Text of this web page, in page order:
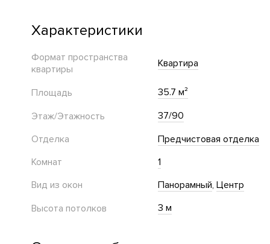
Характеристики
Формат пространства
квартиры
Квартира
Площадь
35.7 м²
Этаж/Этажность
37/90
Отделка
Предчистовая отделка
Комнат
1
Вид из окон
Панорамный Центр
Высота потолков
3 м